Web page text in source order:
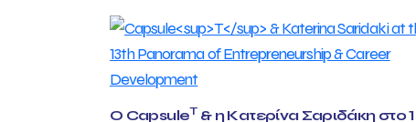
Ο CapsuleT& η Κατερίνα Σαριδάκη στο